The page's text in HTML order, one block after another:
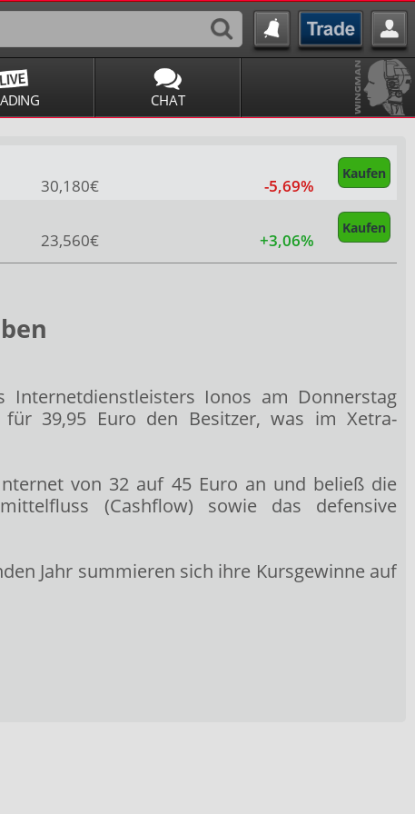
CHAT
Kaufen
30,180€
-5,69%
Kaufen
23,560€ +3,06%
Internetdienstleisters Ionos am Donnerstag
39,95 Euro den Besitzer, was im Xetra-
von 32 auf 45 Euro an und beließ die
(Cashflow) sowie das defensive
Jahr summieren sich ihre Kursgewinne auf